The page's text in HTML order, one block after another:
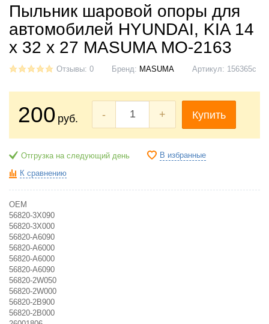
Пыльник шаровой опоры для
автомобилей HYUNDAI, KIA 14
х 32 х 27 MASUMA MO-2163
Отзывы: 0 Бренд: MASUMA Артикул: 156365c
200 руб. - + Купить
Отгрузка на следующий день В избранные
К сравнению
OEM
56820-3X090
56820-3X000
56820-A6090
56820-A6000
56820-A6000
56820-A6090
56820-2W050
56820-2W000
56820-2B900
56820-2B000